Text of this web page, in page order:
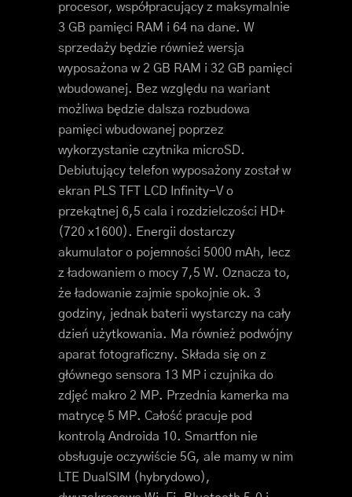
procesor, współpracujący z maksymalnie
3 GB pamięci RAM i 64 na dane. W
sprzedaży będzie również wersja
wyposażona w 2 GB RAM i 32 GB pamięci
wbudowanej. Bez względu na wariant
możliwa będzie dalsza rozbudowa
pamięci wbudowanej poprzez
wykorzystanie czytnika microSD.
Debiutujący telefon wyposażony został w
ekran PLS TFT LCD Infinity-V o
przekątnej 6,5 cala i rozdzielczości HD+
(720 x1600). Energii dostarczy
akumulator o pojemności 5000 mAh, lecz
z ładowaniem o mocy 7,5 W. Oznacza to,
że ładowanie zajmie spokojnie ok. 3
godziny, jednak baterii wystarczy na cały
dzień użytkowania. Ma również podwójny
aparat fotograficzny. Składa się on z
głównego sensora 13 MP i czujnika do
zdjęć makro 2 MP. Przednia kamerka ma
matrycę 5 MP. Całość pracuje pod
kontrolą Androida 10. Smartfon nie
obsługuje oczywiście 5G, ale mamy w nim
LTE DualSIM (hybrydowo),